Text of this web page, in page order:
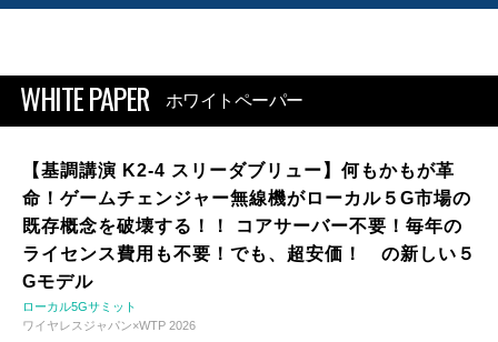
WHITE PAPER ホワイトペーパー
【基調講演 K2-4 スリーダブリュー】何もかもが革
命！ゲームチェンジャー無線機がローカル５G市場の
既存概念を破壊する！！ コアサーバー不要！毎年の
ライセンス費用も不要！でも、超安価！ の新しい５
Gモデル
ローカル5Gサミット
ワイヤレスジャパン×WTP 2026